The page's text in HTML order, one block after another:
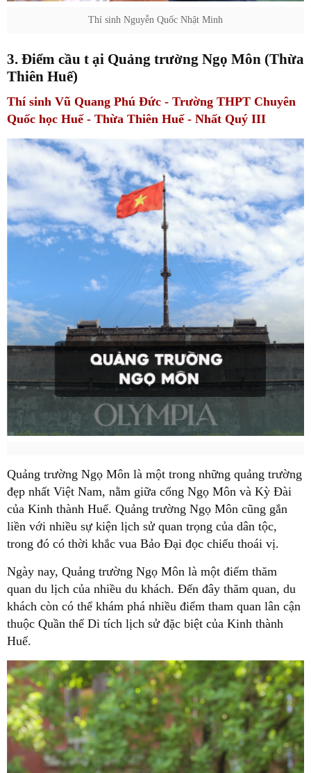
Thí sinh Nguyễn Quốc Nhật Minh
3. Điểm cầu t ại Quảng trường Ngọ Môn (Thừa
Thiên Huế)
Thí sinh Vũ Quang Phú Đức - Trường THPT Chuyên
Quốc học Huế - Thừa Thiên Huế - Nhất Quý III
Quảng trường Ngọ Môn là một trong những quảng trường
đẹp nhất Việt Nam, nằm giữa cổng Ngọ Môn và Kỳ Đài
của Kinh thành Huế. Quảng trường Ngọ Môn cũng gắn
liền với nhiều sự kiện lịch sử quan trọng của dân tộc,
trong đó có thời khắc vua Bảo Đại đọc chiếu thoái vị.
Ngày nay, Quảng trường Ngọ Môn là một điểm thăm
quan du lịch của nhiều du khách. Đến đây thăm quan, du
khách còn có thể khám phá nhiều điểm tham quan lân cận
thuộc Quần thể Di tích lịch sử đặc biệt của Kinh thành
Huế.